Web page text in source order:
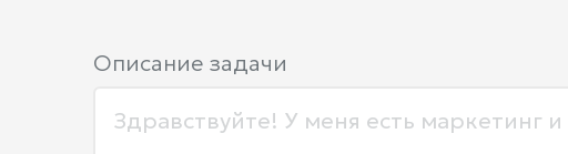
Описание задачи